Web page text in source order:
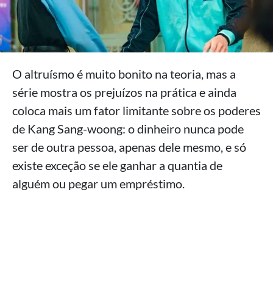
O altruísmo é muito bonito na teoria, mas a
série mostra os prejuízos na prática e ainda
coloca mais um fator limitante sobre os poderes
de Kang Sang-woong: o dinheiro nunca pode
ser de outra pessoa, apenas dele mesmo, e só
existe exceção se ele ganhar a quantia de
alguém ou pegar um empréstimo.